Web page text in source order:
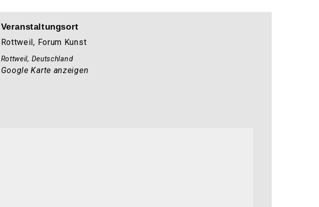
Veranstaltungsort
Rottweil, Forum Kunst
Rottweil, Deutschland
Google Karte anzeigen